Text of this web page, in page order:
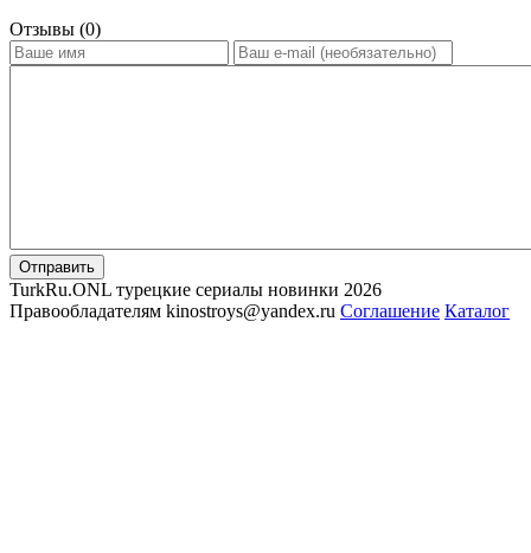
Отзывы (0)
Отправить
TurkRu.ONL турецкие сериалы новинки 2026
Правообладателям kinostroys@yandex.ru Соглашение Каталог